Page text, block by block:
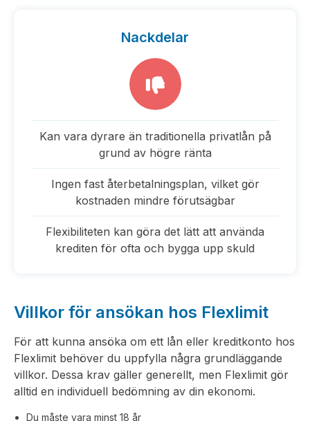
Nackdelar
Kan vara dyrare än traditionella privatlån på
grund av högre ränta
Ingen fast återbetalningsplan, vilket gör
kostnaden mindre förutsägbar
Flexibiliteten kan göra det lätt att använda
krediten för ofta och bygga upp skuld
Villkor för ansökan hos Flexlimit
För att kunna ansöka om ett lån eller kreditkonto hos
Flexlimit behöver du uppfylla några grundläggande
villkor. Dessa krav gäller generellt, men Flexlimit gör
alltid en individuell bedömning av din ekonomi.
Du måste vara minst 18 år